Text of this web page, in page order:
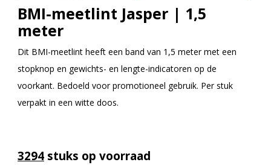
BMI-meetlint Jasper | 1,5
meter
Dit BMI-meetlint heeft een band van 1,5 meter met een
stopknop en gewichts- en lengte-indicatoren op de
voorkant. Bedoeld voor promotioneel gebruik. Per stuk
verpakt in een witte doos.
3294 stuks op voorraad